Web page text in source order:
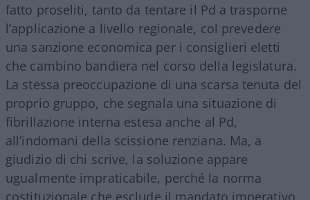
fatto proseliti, tanto da tentare il Pd a trasporne
l’applicazione a livello regionale, col prevedere
una sanzione economica per i consiglieri eletti
che cambino bandiera nel corso della legislatura.
La stessa preoccupazione di una scarsa tenuta del
proprio gruppo, che segnala una situazione di
fibrillazione interna estesa anche al Pd,
all’indomani della scissione renziana. Ma, a
giudizio di chi scrive, la soluzione appare
ugualmente impraticabile, perché la norma
costituzionale che esclude il mandato imperativo